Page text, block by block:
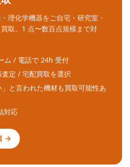
理化学機器をご自宅・研究室・
取。1 点〜数百点規模まで対
ム / 電話で 24h 受付
定 / 宅配買取を選択
と言われた機材も買取可能性あ
対応